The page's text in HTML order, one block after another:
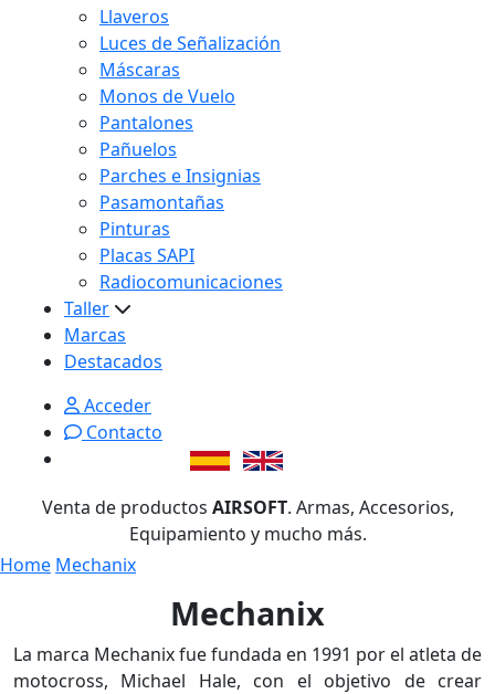
Llaveros
Luces de Señalización
Máscaras
Monos de Vuelo
Pantalones
Pañuelos
Parches e Insignias
Pasamontañas
Pinturas
Placas SAPI
Radiocomunicaciones
Taller
Marcas
Destacados
Acceder
Contacto
Venta de productos AIRSOFT. Armas, Accesorios,
Equipamiento y mucho más.
Home Mechanix
Mechanix
La marca Mechanix fue fundada en 1991 por el atleta de
motocross, Michael Hale, con el objetivo de crear